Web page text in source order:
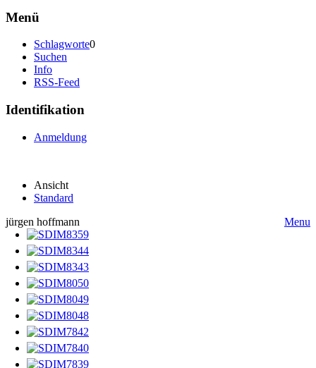
Menü
Schlagworte0
Suchen
Info
RSS-Feed
Identifikation
Anmeldung
Ansicht
Standard
jürgen hoffmann
Menu